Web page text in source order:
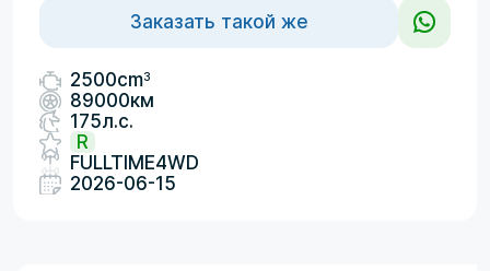
Заказать такой же
2500cm3
89000км
175л.с.
R
FULLTIME4WD
2026-06-15